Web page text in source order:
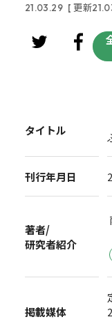
21.03.29 [ 更新
タイトル
刊行年月日
著者/
研究者紹介
掲載媒体